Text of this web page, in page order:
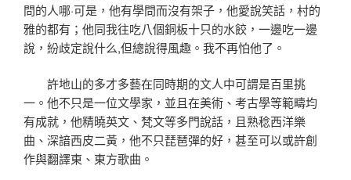
問的人哪·可是，他有學問而沒有架子，他愛說笑話，村的
雅的都有；他同我往吃八個銅板十只的水餃，一邊吃一邊
說，紛歧定說什么,但總說得風趣。我不再怕他了。
許地山的多才多藝在同時期的文人中可謂是百里挑
一。他不只是一位文學家，並且在美術、考古學等範疇均
有成就，他精曉英文、梵文等多門說話，且熟稔西洋樂
曲、深諳西皮二黃，他不只琵琶彈的好，甚至可以或許創
作與翻譯東、東方歌曲。